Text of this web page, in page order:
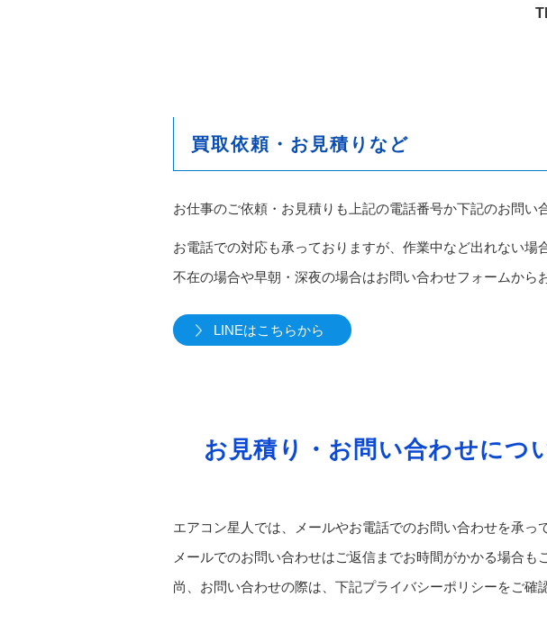
買取依頼・お見積りなど
お仕事のご依頼・お見積りも上記の電話番号か下記のお問い
お電話での対応も承っておりますが、作業中など出れない場
不在の場合や早朝・深夜の場合はお問い合わせフォームから
LINEはこちらから
お見積り・お問い合わせに
エアコン星人では、メールやお電話でのお問い合わせを承っ
メールでのお問い合わせはご返信までお時間がかかる場合
尚、お問い合わせの際は、下記プライバシーポリシーをご確